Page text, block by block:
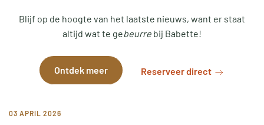
Blijf op de hoogte van het laatste nieuws, want er staat
altijd wat te gebeurre bij Babette!
Ontdek meer Reserveer direct
03 APRIL 2026